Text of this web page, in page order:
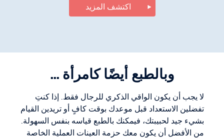
اكتشف المزيد
وبالطبع أيضًا كامرأة ...
لا يجب أن يكون الواقي الذكري للرجال فقط. إذا كنتِ
تفضلين الاستعداد قبل موعدك بوقت كافٍ أو تريدين القيام
بشيء جيد لحبيبتك، فيمكنك بالطبع قياسه بنفس السهولة.
من الأفضل أن يكون معك حزمة العينات العملية الخاصة